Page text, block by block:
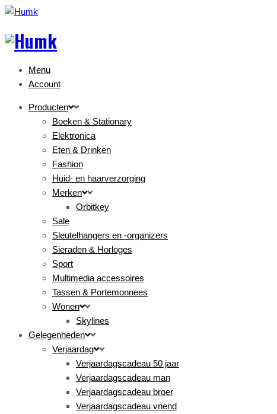
Menu
Account
Producten
Boeken & Stationary
Elektronica
Eten & Drinken
Fashion
Huid- en haarverzorging
Merken
Orbitkey
Sale
Sleutelhangers en -organizers
Sieraden & Horloges
Sport
Multimedia accessoires
Tassen & Portemonnees
Wonen
Skylines
Gelegenheden
Verjaardag
Verjaardagscadeau 50 jaar
Verjaardagscadeau man
Verjaardagscadeau broer
Verjaardagscadeau vriend